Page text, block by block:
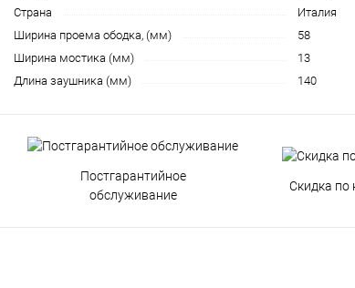
Страна
Италия
Ширина проема ободка, (мм)
58
Ширина мостика (мм)
13
Длина заушника (мм)
140
Постгарантийное
обслуживание
Скидка по